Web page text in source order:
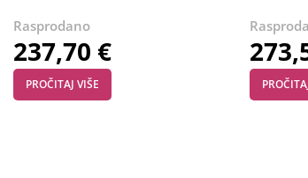
237,70 €
PROČITAJ VIŠE